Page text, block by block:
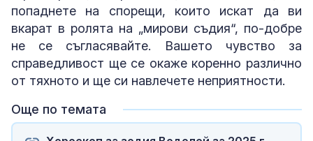
попаднете на спорещи, които искат да ви
вкарат в ролята на „мирови съдия“, по-добре
не се съгласявайте. Вашето чувство за
справедливост ще се окаже коренно различно
от тяхното и ще си навлечете неприятности.
Още по темата